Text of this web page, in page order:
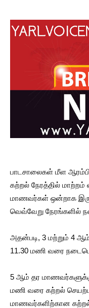
பாடசாலைகள் மீள
கற்றல் நேரத்தில் மாற்றம்
மாணவர்கள் ஒன்றாக
வெவ்வேறு நேரங்களில்
அதன்படி, 3 மற்றும் 4
11.30 மணி வரை
5 ஆம் தர
மணி வரை கற்றல்
மாணவர்களிற்கான